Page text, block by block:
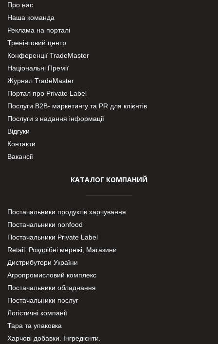
Про нас
Наша команда
Реклама на порталі
Тренінговий центр
Конференції TradeMaster
Національні Премії
Журнал TradeMaster
Портал про Private Label
Послуги В2В- маркетингу та PR для клієнтів
Послуги з надання інформації
Відгуки
Контакти
Вакансії
КАТАЛОГ КОМПАНИЙ
Постачальники продуктів харчування
Постачальники nonfood
Постачальники Private Label
Retail. Роздрібні мережі, Магазини
Дистрибутори України
Агропромисловий комплекс
Постачальники обладнання
Постачальники послуг
Логістичні компанії
Тара та упаковка
Харчові добавки. Інгредієнти.